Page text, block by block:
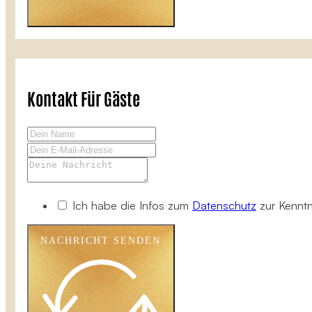
Kontakt Für Gäste
Ich habe die Infos zum Datenschutz zur
NACHRICHT SENDEN